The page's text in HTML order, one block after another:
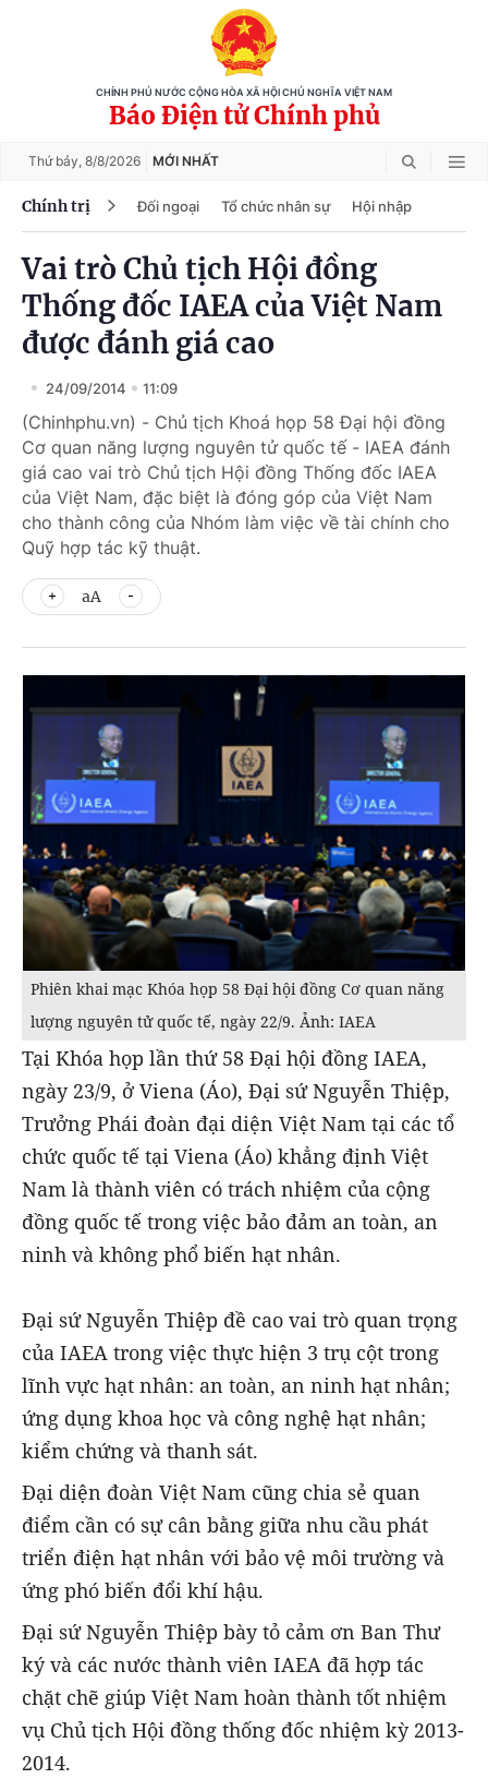
CHÍNH PHỦ NƯỚC CỘNG HÒA XÃ HỘI CHỦ NGHĨA VIỆT NAM
Báo Điện tử Chính phủ
Thứ bảy, 8/8/2026 MỚI NHẤT
Chính trị Đối ngoại Tổ chức nhân sự Hội nhập
Vai trò Chủ tịch Hội đồng
Thống đốc IAEA của Việt Nam
được đánh giá cao
24/09/2014 11:09
(Chinhphu.vn) - Chủ tịch Khoá họp 58 Đại hội đồng
Cơ quan năng lượng nguyên tử quốc tế - IAEA đánh
giá cao vai trò Chủ tịch Hội đồng Thống đốc IAEA
của Việt Nam, đặc biệt là đóng góp của Việt Nam
cho thành công của Nhóm làm việc về tài chính cho
Quỹ hợp tác kỹ thuật.
aA
Phiên khai mạc Khóa họp 58 Đại hội đồng Cơ quan năng
lượng nguyên tử quốc tế, ngày 22/9. Ảnh: IAEA
Tại Khóa họp lần thứ 58 Đại hội đồng IAEA,
ngày 23/9, ở Viena (Áo), Đại sứ Nguyễn Thiệp,
Trưởng Phái đoàn đại diện Việt Nam tại các tổ
chức quốc tế tại Viena (Áo) khẳng định Việt
Nam là thành viên có trách nhiệm của cộng
đồng quốc tế trong việc bảo đảm an toàn, an
ninh và không phổ biến hạt nhân.
Đại sứ Nguyễn Thiệp đề cao vai trò quan trọng
của IAEA trong việc thực hiện 3 trụ cột trong
lĩnh vực hạt nhân: an toàn, an ninh hạt nhân;
ứng dụng khoa học và công nghệ hạt nhân;
kiểm chứng và thanh sát.
Đại diện đoàn Việt Nam cũng chia sẻ quan
điểm cần có sự cân bằng giữa nhu cầu phát
triển điện hạt nhân với bảo vệ môi trường và
ứng phó biến đổi khí hậu.
Đại sứ Nguyễn Thiệp bày tỏ cảm ơn Ban Thư
ký và các nước thành viên IAEA đã hợp tác
chặt chẽ giúp Việt Nam hoàn thành tốt nhiệm
vụ Chủ tịch Hội đồng thống đốc nhiệm kỳ 2013-
2014.